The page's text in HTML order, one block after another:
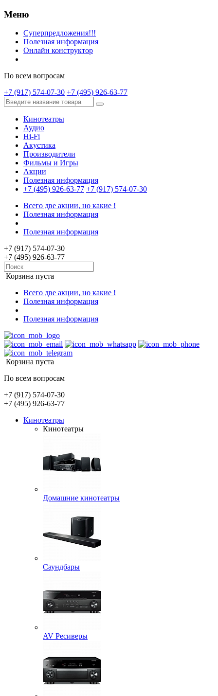
Меню
Суперпредложения!!!
Полезная информация
Онлайн конструктор
По всем вопросам
+7 (917) 574-07-30 +7 (495) 926-63-77
Кинотеатры
Аудио
Hi-Fi
Акустика
Производители
Фильмы и Игры
Акции
Полезная информация
+7 (495) 926-63-77 +7 (917) 574-07-30
Всего две акции, но какие !
Полезная информация
Полезная информация
+7 (917) 574-07-30
+7 (495) 926-63-77
Корзина пуста
Всего две акции, но какие !
Полезная информация
Полезная информация
Корзина пуста
По всем вопросам
+7 (917) 574-07-30
+7 (495) 926-63-77
Кинотеатры
Кинотеатры
Домашние кинотеатры
Саундбары
AV Ресиверы